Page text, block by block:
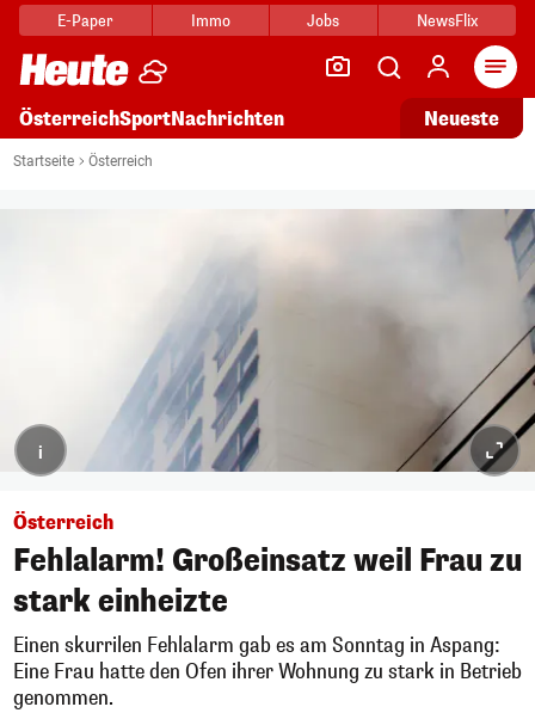
E-Paper Immo Jobs NewsFlix
ÖsterreichSportNachrichten Neueste
Startseite Österreich
i
Österreich
Fehlalarm! Großeinsatz weil Frau zu
stark einheizte
Einen skurrilen Fehlalarm gab es am Sonntag in Aspang:
Eine Frau hatte den Ofen ihrer Wohnung zu stark in Betrieb
genommen.